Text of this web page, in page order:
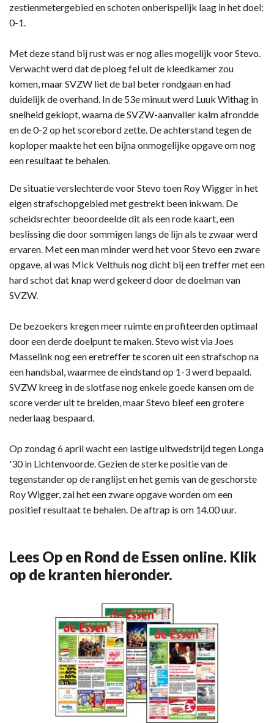
zestienmetergebied en schoten onberispelijk laag in het doel:
0-1.
Met deze stand bij rust was er nog alles mogelijk voor Stevo.
Verwacht werd dat de ploeg fel uit de kleedkamer zou
komen, maar SVZW liet de bal beter rondgaan en had
duidelijk de overhand. In de 53e minuut werd Luuk Withag in
snelheid geklopt, waarna de SVZW-aanvaller kalm afrondde
en de 0-2 op het scorebord zette. De achterstand tegen de
koploper maakte het een bijna onmogelijke opgave om nog
een resultaat te behalen.
De situatie verslechterde voor Stevo toen Roy Wigger in het
eigen strafschopgebied met gestrekt been inkwam. De
scheidsrechter beoordeelde dit als een rode kaart, een
beslissing die door sommigen langs de lijn als te zwaar werd
ervaren. Met een man minder werd het voor Stevo een zware
opgave, al was Mick Velthuis nog dicht bij een treffer met een
hard schot dat knap werd gekeerd door de doelman van
SVZW.
De bezoekers kregen meer ruimte en profiteerden optimaal
door een derde doelpunt te maken. Stevo wist via Joes
Masselink nog een eretreffer te scoren uit een strafschop na
een handsbal, waarmee de eindstand op 1-3 werd bepaald.
SVZW kreeg in de slotfase nog enkele goede kansen om de
score verder uit te breiden, maar Stevo bleef een grotere
nederlaag bespaard.
Op zondag 6 april wacht een lastige uitwedstrijd tegen Longa
'30 in Lichtenvoorde. Gezien de sterke positie van de
tegenstander op de ranglijst en het gemis van de geschorste
Roy Wigger, zal het een zware opgave worden om een
positief resultaat te behalen. De aftrap is om 14.00 uur.
Lees Op en Rond de Essen online. Klik
op de kranten hieronder.